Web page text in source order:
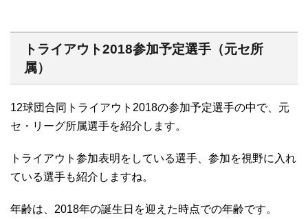
トライアウト2018参加予定選手（元セ所
属）
12球団合同トライアウト2018の参加予定選手の中で、元
セ・リーグ所属選手を紹介します。
トライアウト参加表明をしている選手、参加を視野に入れ
ている選手も紹介しますね。
年齢は、2018年の誕生日を迎えた時点での年齢です。